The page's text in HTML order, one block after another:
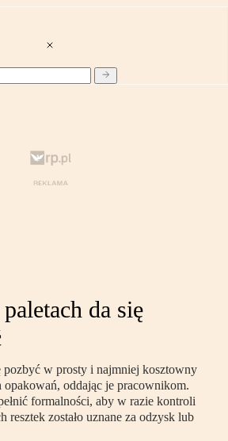
da się
pozbyć w prosty i najmniej kosztowny
opakowań, oddając je pracownikom.
formalności, aby w razie kontroli
resztek zostało uznane za odzysk lub